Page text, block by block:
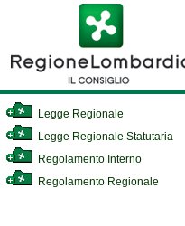
Legge Regionale
Legge Regionale Statutaria
Regolamento Interno
Regolamento Regionale